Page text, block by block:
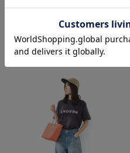
商品タイプ
通常商品
web store BINGOYA